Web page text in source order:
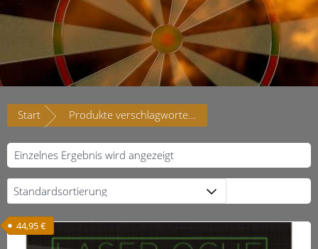
Start Produkte verschlagwortet mit „Bull´s“
Einzelnes Ergebnis wird angezeigt
44,95€